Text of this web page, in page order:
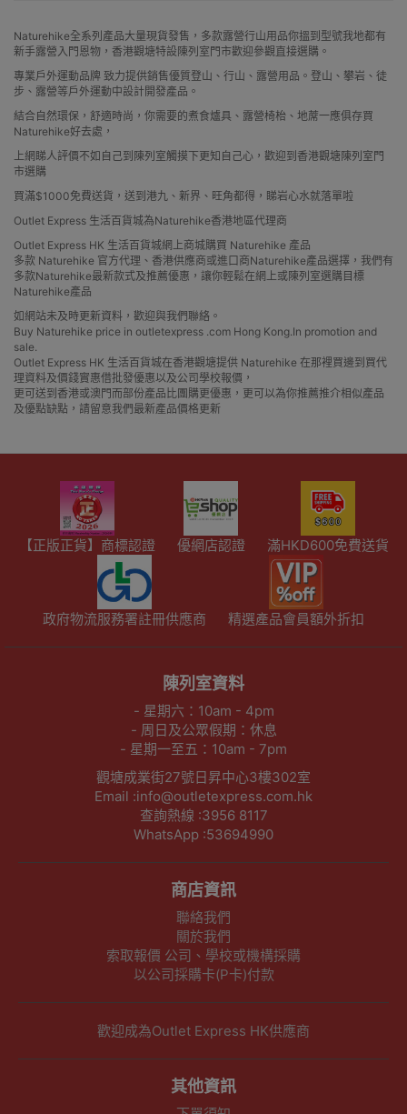
Naturehike全系列產品大量現貨發售，多款露營行山用品你搵到型號我地都有
新手露營入門恩物，香港觀塘特設陳列室門市歡迎參觀直接選購。
專業戶外運動品牌 致力提供銷售優質登山、行山、露營用品。登山、攀岩、徒
步、露營等戶外運動中設計開發產品。
結合自然環保，舒適時尚，你需要的煮食爐具、露營椅枱、地蓆一應俱存買
Naturehike好去處，
上網睇人評價不如自己到陳列室觸摸下更知自己心，歡迎到香港觀塘陳列室門
市選購
買滿$1000免費送貨，送到港九、新界、旺角都得，睇岩心水就落單啦
Outlet Express 生活百貨城為Naturehike香港地區代理商
Outlet Express HK 生活百貨城網上商城購買 Naturehike 產品
多款 Naturehike 官方代理、香港供應商或進口商Naturehike產品選擇，我們有
多款Naturehike最新款式及推薦優惠，讓你輕鬆在網上或陳列室選購目標
Naturehike產品
如網站未及時更新資料，歡迎與我們聯絡。
Buy Naturehike price in outletexpress .com Hong Kong.In promotion and
sale.
Outlet Express HK 生活百貨城在香港觀塘提供 Naturehike 在那裡買邊到買代
理資料及價錢實惠借批發優惠以及公司學校報價，
更可送到香港或澳門而部份產品比團購更優惠，更可以為你推薦推介相似產品
及優點缺點，請留意我們最新產品價格更新
【正版正貨】商標認證 優網店認證 滿HKD600免費送貨
政府物流服務署註冊供應商 精選產品會員額外折扣
陳列室資料
- 星期六：10am - 4pm
- 周日及公眾假期：休息
- 星期一至五：10am - 7pm
觀塘成業街27號日昇中心3樓302室
Email :info@outletexpress.com.hk
查詢熱線 :3956 8117
WhatsApp :53694990
商店資訊
聯絡我們
關於我們
索取報價 公司、學校或機構採購
以公司採購卡(P卡)付款
歡迎成為Outlet Express HK供應商
其他資訊